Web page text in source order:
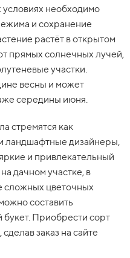
необходимо
и сохранение
растёт в открытом
прямых солнечных лучей,
участки.
весны и может
середины июня.
стремятся как
ландшафтные дизайнеры,
и привлекательный
дачном участке, в
сложных цветочных
составить
Приобрести сорт
заказ на сайте